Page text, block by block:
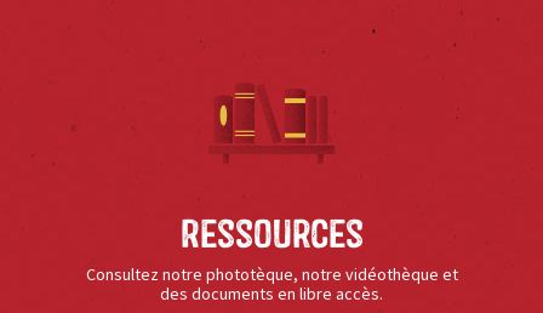
Ressources
Consultez notre phototèque, notre vidéothèque et
des documents en libre accès.